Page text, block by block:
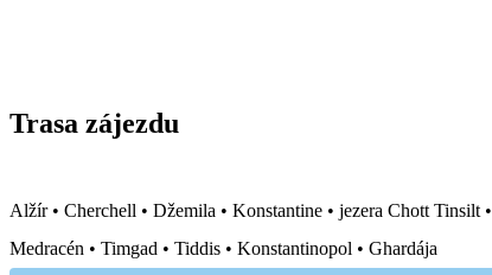
Trasa zájezdu
Alžír • Cherchell • Džemila • Konstantine • jezera Chott Tinsilt •
Medracén • Timgad • Tiddis • Konstantinopol • Ghardája